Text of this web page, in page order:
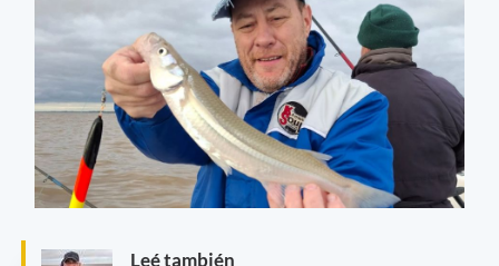
Leé también